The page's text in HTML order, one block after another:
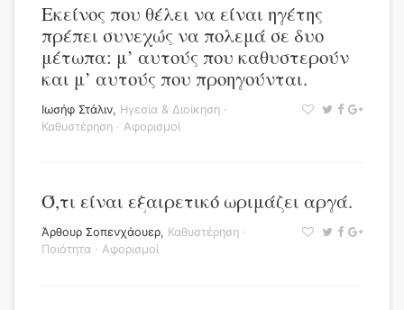
Εκείνος που θέλει να είναι ηγέτης
πρέπει συνεχώς να πολεμά σε δυο
μέτωπα: μ’ αυτούς που καθυστερούν
και μ’ αυτούς που προηγούνται.
Ιωσήφ Στάλιν, Ηγεσία & Διοίκηση ·
Καθυστέρηση · Αφορισμοί
Ό,τι είναι εξαιρετικό ωριμάζει αργά.
Άρθουρ Σοπενχάουερ, Καθυστέρηση ·
Ποιότητα · Αφορισμοί